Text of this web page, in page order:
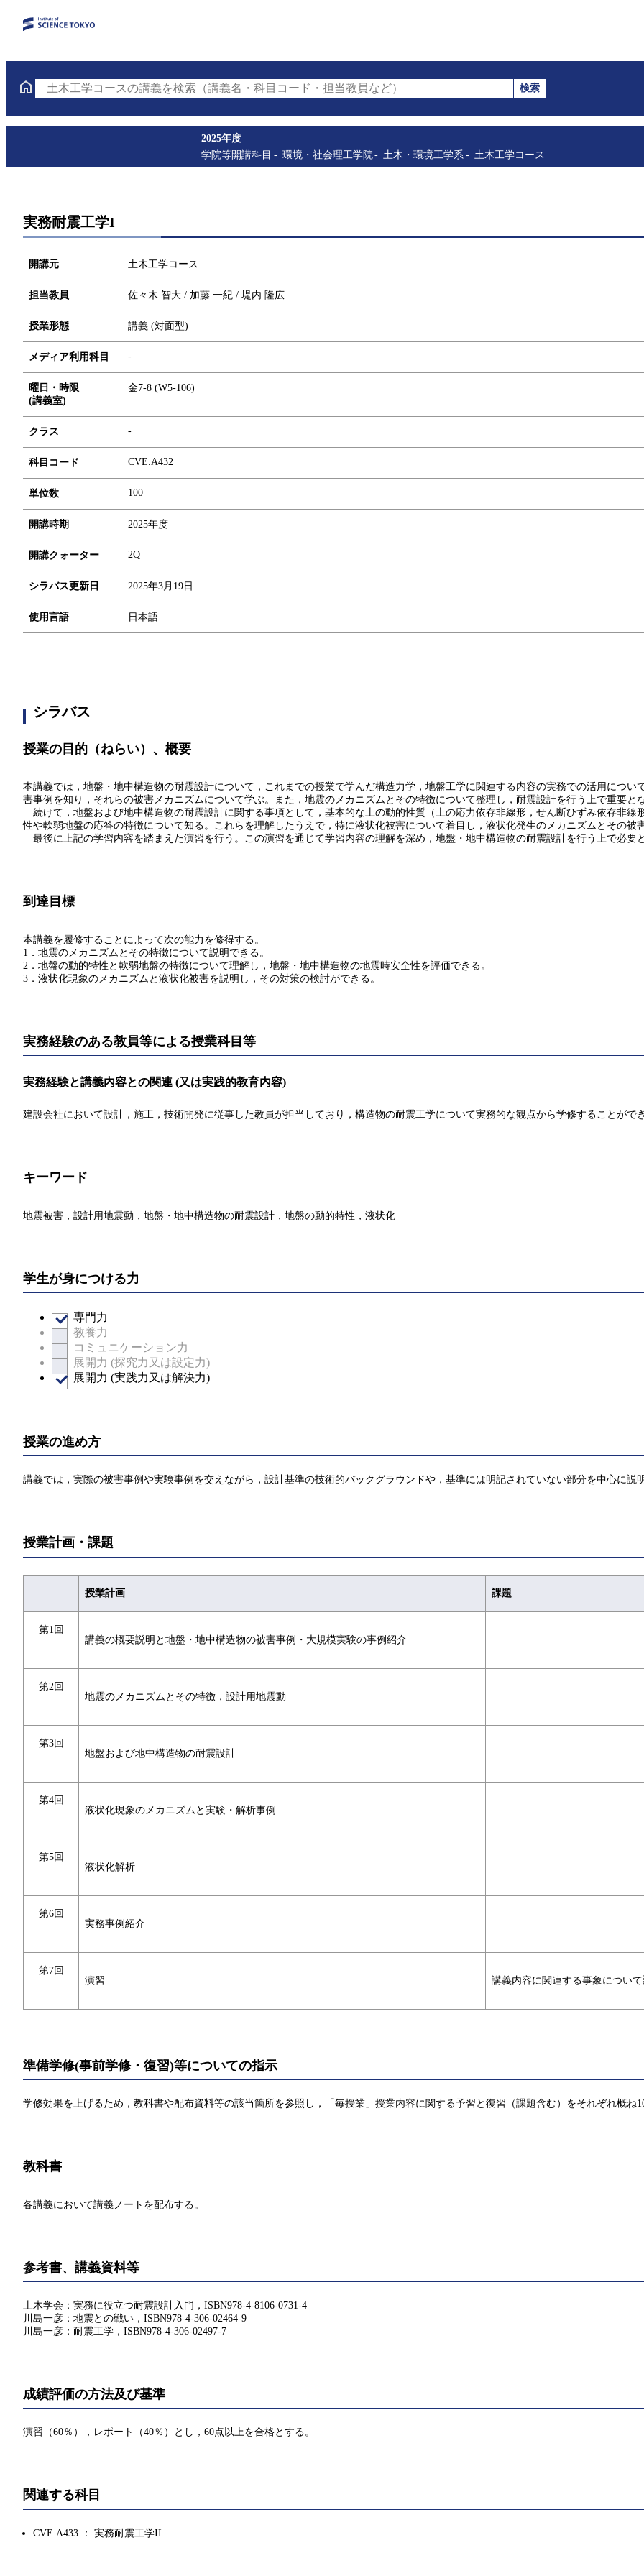
土木工学コースの講義を検索（講義名・科目コード・担当教員など）
検索
2025年度
学院等開講科目
環境・社会理工学院 土木・環境工学系 土木工学コース
実務耐震工学I
開講元 土木工学コース
担当教員 佐々木 智大 / 加藤 一紀 / 堤内 隆広
授業形態 講義 (対面型)
メディア利用科目 -
曜日・時限
(講義室)
金7-8 (W5-106)
クラス -
科目コード CVE.A432
単位数 100
開講時期 2025年度
開講クォーター 2Q
シラバス更新日 2025年3月19日
使用言語 日本語
シラバス
授業の目的（ねらい）、概要
本講義では，地盤・地中構造物の耐震設計について，これまでの授業で学んだ構造力学，地盤工学に関連する内容の実務での活用につ
害事例を知り，それらの被害メカニズムについて学ぶ。また，地震のメカニズムとその特徴について整理し，耐震設計を行う上で重要と
続けて，地盤および地中構造物の耐震設計に関する事項として，基本的な土の動的性質（土の応力依存非線形，せん断ひずみ依存非
性や軟弱地盤の応答の特徴について知る。これらを理解したうえで，特に液状化被害について着目し，液状化発生のメカニズムとその
最後に上記の学習内容を踏まえた演習を行う。この演習を通じて学習内容の理解を深め，地盤・地中構造物の耐震設計を行う上で必要
到達目標
本講義を履修することによって次の能力を修得する。
1．地震のメカニズムとその特徴について説明できる。
2．地盤の動的特性と軟弱地盤の特徴について理解し，地盤・地中構造物の地震時安全性を評価できる。
3．液状化現象のメカニズムと液状化被害を説明し，その対策の検討ができる。
実務経験のある教員等による授業科目等
実務経験と講義内容との関連 (又は実践的教育内容)
建設会社において設計，施工，技術開発に従事した教員が担当しており，構造物の耐震工学について実務的な観点から学修することがで
キーワード
地震被害，設計用地震動，地盤・地中構造物の耐震設計，地盤の動的特性，液状化
学生が身につける力
専門力
教養力
コミュニケーション力
展開力 (探究力又は設定力)
展開力 (実践力又は解決力)
授業の進め方
講義では，実際の被害事例や実験事例を交えながら，設計基準の技術的バックグラウンドや，基準には明記されていない部分を中心に説
授業計画・課題
授業計画 課題
第1回
講義の概要説明と地盤・地中構造物の被害事例・大規模実験の事例紹介
第2回
地震のメカニズムとその特徴，設計用地震動
第3回
地盤および地中構造物の耐震設計
第4回
液状化現象のメカニズムと実験・解析事例
第5回
液状化解析
第6回
実務事例紹介
第7回
演習
講義内容に関連する事象につい
準備学修(事前学修・復習)等についての指示
学修効果を上げるため，教科書や配布資料等の該当箇所を参照し，「毎授業」授業内容に関する予習と復習（課題含む）をそれぞれ概ね
教科書
各講義において講義ノートを配布する。
参考書、講義資料等
土木学会：実務に役立つ耐震設計入門，ISBN978-4-8106-0731-4
川島一彦：地震との戦い，ISBN978-4-306-02464-9
川島一彦：耐震工学，ISBN978-4-306-02497-7
成績評価の方法及び基準
演習（60％），レポート（40％）とし，60点以上を合格とする。
関連する科目
CVE.A433 ： 実務耐震工学II